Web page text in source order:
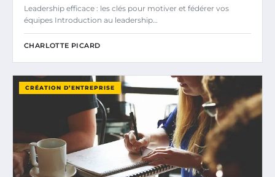
Leadership efficace : les clés pour motiver et fédérer vos
équipes Introduction au leadership…
CHARLOTTE PICARD
CRÉATION D’ENTREPRISE